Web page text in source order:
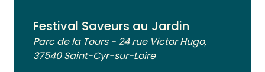
Festival Saveurs au Jardin
Parc de la Tours - 24 rue Victor Hugo,
37540 Saint-Cyr-sur-Loire